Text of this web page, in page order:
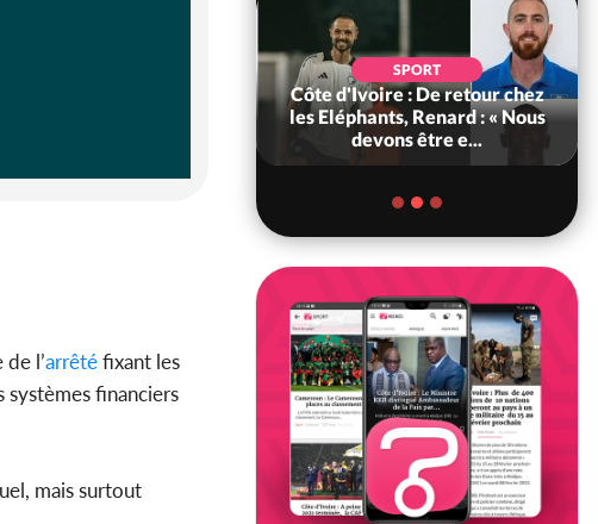
l’arrêtéfixant les
systèmes financiers
mais surtout
SPORT
Côte d'Ivoire : De retour chez
les Eléphants, Renard : « Nous
devons être e...